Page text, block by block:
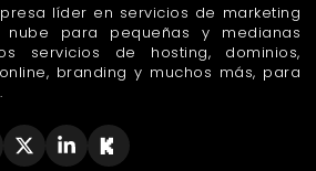
líder en servicios de marketing
para pequeñas y medianas
servicios de hosting, dominios,
branding y muchos más, para